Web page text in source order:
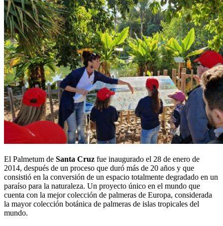
El Palmetum de Santa Cruz fue inaugurado el 28 de enero de
2014, después de un proceso que duró más de 20 años y que
consistió en la conversión de un espacio totalmente degradado en un
paraíso para la naturaleza. Un proyecto único en el mundo que
cuenta con la mejor colección de palmeras de Europa, considerada
la mayor colección botánica de palmeras de islas tropicales del
mundo.